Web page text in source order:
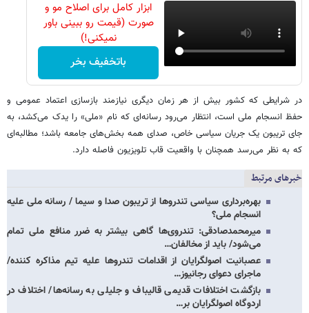
ابزار کامل برای اصلاح مو و
صورت (قیمت رو ببینی باور
نمیکنی!)
باتخفیف بخر
در شرایطی که کشور بیش از هر زمان دیگری نیازمند بازسازی اعتماد عمومی و
حفظ انسجام ملی است، انتظار می‌رود رسانه‌ای که نام «ملی» را یدک می‌کشد، به
جای تریبون یک جریان سیاسی خاص، صدای همه بخش‌های جامعه باشد؛ مطالبه‌ای
که به نظر می‌رسد همچنان با واقعیت قاب تلویزیون فاصله دارد.
خبرهای مرتبط
بهره‌برداری سیاسی تندروها از تریبون‌ صدا و سیما / رسانه ملی علیه
انسجام ملی؟
میرمحمدصادقی: تندروی‌ها گاهی بیشتر به ضرر منافع ملی تمام
می‌شود/ باید از مخالفان…
عصبانیت اصولگرایان از اقدامات تندروها علیه تیم مذاکره کننده/
ماجرای دعوای رجانیوز…
بازگشت اختلافات قدیمی قالیباف و جلیلی به رسانه‌ها/ اختلاف در
اردوگاه اصولگرایان بر…